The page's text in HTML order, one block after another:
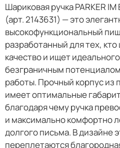
Шариковая ручка PARKER
(арт. 2143631) — это
высокофункциональный
разработанный для тех,
качество и ищет
безграничным
работы. Прочный корпус из
имеет оптимальные
благодаря чему ручка
и максимально комфортно
долгого письма. В дизайне
переплетаются